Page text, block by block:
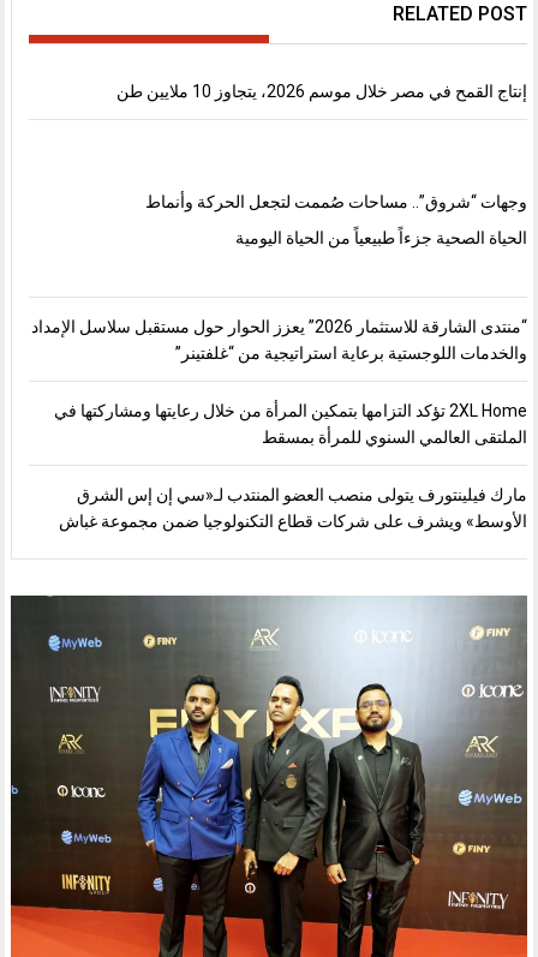
RELATED POST
إنتاج القمح في مصر خلال موسم 2026، يتجاوز 10 ملايين طن
وجهات “شروق”.. مساحات صُممت لتجعل الحركة وأنماط
الحياة الصحية جزءاً طبيعياً من الحياة اليومية
“منتدى الشارقة للاستثمار 2026” يعزز الحوار حول مستقبل سلاسل الإمداد
والخدمات اللوجستية برعاية استراتيجية من “غلفتينر”
2XL Home تؤكد التزامها بتمكين المرأة من خلال رعايتها ومشاركتها في
الملتقى العالمي السنوي للمرأة بمسقط
مارك فيلينتورف يتولى منصب العضو المنتدب لـ«سي إن إس الشرق
الأوسط» ويشرف على شركات قطاع التكنولوجيا ضمن مجموعة غباش